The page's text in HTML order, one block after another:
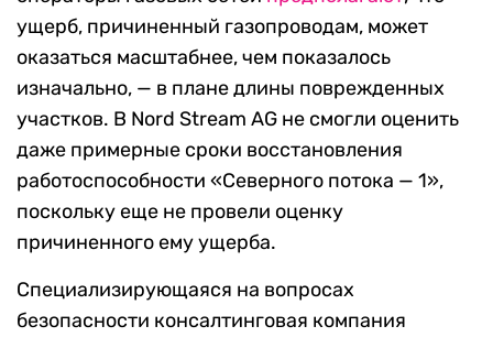
ущерб, причиненный газопроводам, может
оказаться масштабнее, чем показалось
изначально, — в плане длины поврежденных
участков. В Nord Stream AG не смогли оценить
даже примерные сроки восстановления
работоспособности «Северного потока — 1»,
поскольку еще не провели оценку
причиненного ему ущерба.
Специализирующаяся на вопросах
безопасности консалтинговая компания